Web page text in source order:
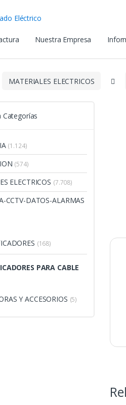
Nuestra Empresa
MATERIALES ELECTRICOS
Categorías
(1.124)
(574)
ELECTRICOS (7.708)
CCTV-DATOS-ALARMAS
(168)
PARA CABLE
Y ACCESORIOS (5)